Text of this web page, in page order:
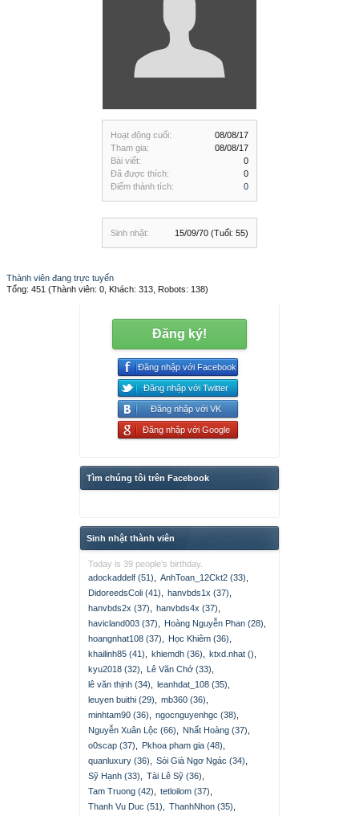
Hoạt động cuối:
08/08/17
Tham gia:
08/08/17
Bài viết:
0
Đã được thích:
0
Điểm thành tích:
0
Sinh nhật: 15/09/70 (Tuổi: 55)
Thành viên đang trực tuyến
Tổng: 451 (Thành viên: 0, Khách: 313, Robots: 138)
Đăng ký!
Đăng nhập với Facebook
Đăng nhập với Twitter
Đăng nhập với VK
Đăng nhập với Google
Tìm chúng tôi trên Facebook
Sinh nhật thành viên
Today is 39 people's birthday.
adockaddelf (51)
AnhToan_12Ckt2 (33)
DidoreedsColi (41)
hanvbds1x (37)
hanvbds2x (37)
hanvbds4x (37)
havicland003 (37)
Hoàng Nguyễn Phan (28)
hoangnhat108 (37)
Học Khiêm (36)
khailinh85 (41)
khiemdh (36) ktxd.nhat ()
kyu2018 (32)
Lê Văn Chớ (33)
lê văn thịnh (34)
leanhdat_108 (35)
leuyen buithi (29)
mb360 (36)
minhtam90 (36)
ngocnguyenhgc (38)
Nguyễn Xuân Lộc (66)
Nhất Hoàng (37)
o0scap (37)
Pkhoa pham gia (48)
quanluxury (36)
Sói Già Ngơ Ngác (34)
Sỹ Hạnh (33)
Tài Lê Sỹ (36)
Tam Truong (42)
tetloilom (37)
Thanh Vu Duc (51)
ThanhNhon (35)